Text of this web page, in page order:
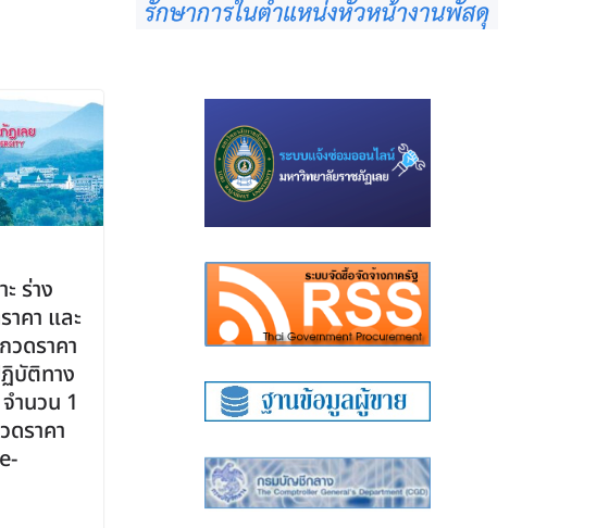
ร่าง
าคา และ
วดราคา
บัติทาง
ำนวน 1
ดราคา